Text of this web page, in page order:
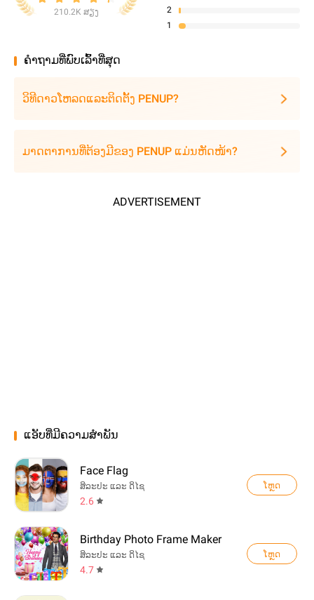
210.2K ສຽງ
2
1
ຄໍາຖາມທີ່ພົບເລົ້າທີ່ສຸດ
ວິທີດາວໂຫລດແລະຕິດຕັ້ງ PENUP?
ມາດຕາການທີ່ຕ້ອງມີຂອງ PENUP ແມ່ນຫັດໜ້າ?
ADVERTISEMENT
ແອັບທີ່ມີຄວາມສຳພັນ
Face Flag
ສິລະປະ ແລະ ດິໄຊ
2.6
ໂຫຼດ
Birthday Photo Frame Maker
ສິລະປະ ແລະ ດິໄຊ
4.7
ໂຫຼດ